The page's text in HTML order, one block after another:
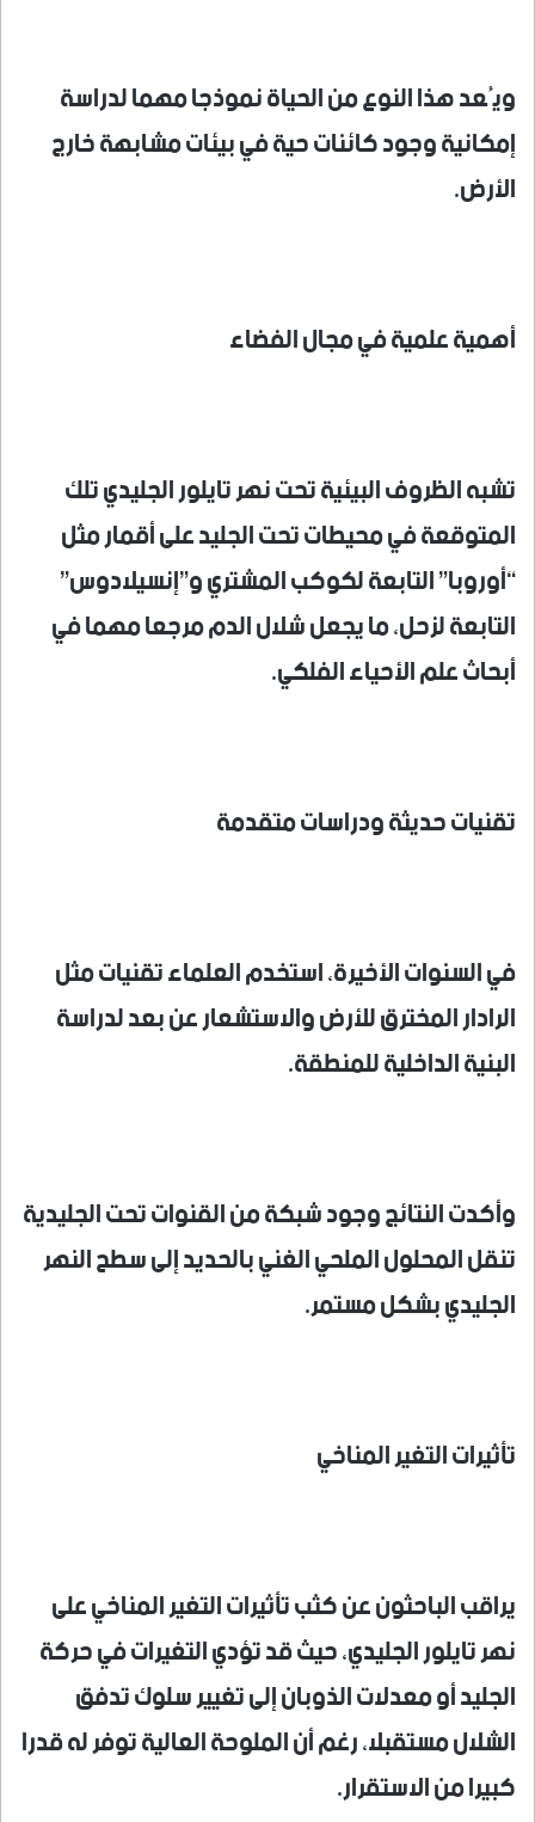
ويُعد هذا النوع من الحياة نموذجا مهما لدراسة
إمكانية وجود كائنات حية في بيئات مشابهة خارج
الأرض.
أهمية علمية في مجال الفضاء
تشبه الظروف البيئية تحت نهر تايلور الجليدي تلك
المتوقعة في محيطات تحت الجليد على أقمار مثل
“أوروبا” التابعة لكوكب المشتري و”إنسيلادوس”
التابعة لزحل، ما يجعل شلال الدم مرجعا مهما في
أبحاث علم الأحياء الفلكي.
تقنيات حديثة ودراسات متقدمة
في السنوات الأخيرة، استخدم العلماء تقنيات مثل
الرادار المخترق للأرض والاستشعار عن بعد لدراسة
البنية الداخلية للمنطقة.
وأكدت النتائج وجود شبكة من القنوات تحت الجليدية
تنقل المحلول الملحي الغني بالحديد إلى سطح النهر
الجليدي بشكل مستمر.
تأثيرات التغير المناخي
يراقب الباحثون عن كثب تأثيرات التغير المناخي على
نهر تايلور الجليدي، حيث قد تؤدي التغيرات في حركة
الجليد أو معدلات الذوبان إلى تغيير سلوك تدفق
الشلال مستقبلا، رغم أن الملوحة العالية توفر له قدرا
كبيرا من الاستقرار.